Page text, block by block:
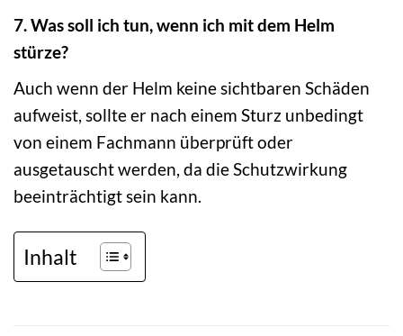
7. Was soll ich tun, wenn ich mit dem Helm
stürze?
Auch wenn der Helm keine sichtbaren Schäden
aufweist, sollte er nach einem Sturz unbedingt
von einem Fachmann überprüft oder
ausgetauscht werden, da die Schutzwirkung
beeinträchtigt sein kann.
Inhalt